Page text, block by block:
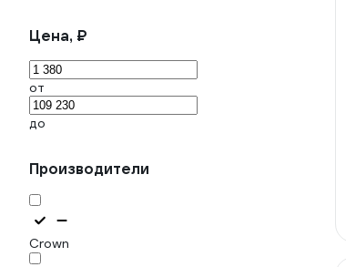
Цена, ₽
от
до
Производители
Crown